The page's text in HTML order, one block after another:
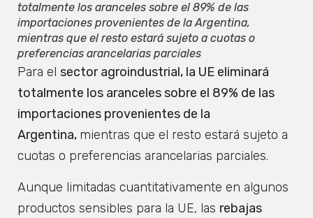
totalmente los aranceles sobre el 89% de las
importaciones provenientes de la Argentina,
mientras que el resto estará sujeto a cuotas o
preferencias arancelarias parciales
Para el sector agroindustrial, la UE eliminará
totalmente los aranceles sobre el 89% de las
importaciones provenientes de la
Argentina, mientras que el resto estará sujeto a
cuotas o preferencias arancelarias parciales.
Aunque limitadas cuantitativamente en algunos
productos sensibles para la UE, las rebajas